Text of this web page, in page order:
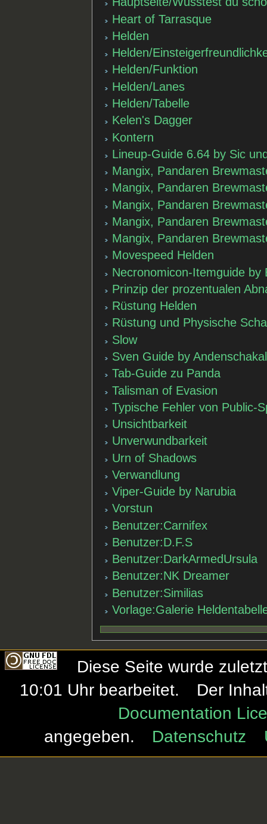
Heart of Tarrasque
Helden
Helden/
Helden/Funktion
Helden/Lanes
Helden/Tabelle
Kelen's Dagger
Kontern
Lineup-Guide 6.64 by Sic
Mangix, Pandaren
Mangix, Pandaren
Mangix, Pandaren
Mangix, Pandaren
Mangix, Pandaren
Movespeed Helden
Necronomicon-Itemguide by
Prinzip der prozentualen
Rüstung Helden
Rüstung und Physische
Slow
Sven Guide by Andenschakal
Tab-Guide zu Panda
Talisman of Evasion
Typische Fehler von Public-
Unsichtbarkeit
Unverwundbarkeit
Urn of Shadows
Verwandlung
Viper-Guide by Narubia
Vorstun
Benutzer:Carnifex
Benutzer:D.F.S
Benutzer:DarkArmedUrsula
Benutzer:NK Dreamer
Benutzer:Similias
Vorlage:Galerie
Diese Seite wurde
10:01 Uhr bearbeitet.
Der
Documentation
angegeben.
Datenschutz